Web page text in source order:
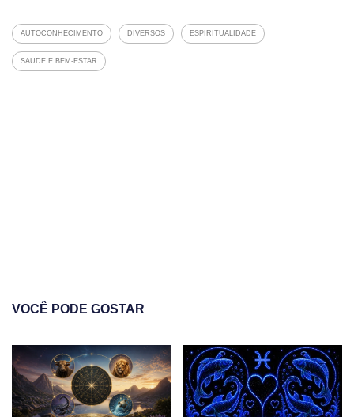
AUTOCONHECIMENTO DIVERSOS ESPIRITUALIDADE
SAUDE E BEM-ESTAR
VOCÊ PODE GOSTAR